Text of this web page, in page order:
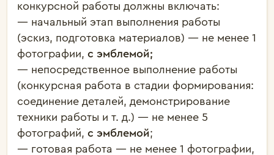
конкурсной работы должны включать:
— начальный этап выполнения работы
(эскиз, подготовка материалов) — не менее 1
фотографии, с эмблемой;
— непосредственное выполнение работы
(конкурсная работа в стадии формирования:
соединение деталей, демонстрирование
техники работы и т. д.) — не менее 5
фотографий, с эмблемой;
— готовая работа — не менее 1 фотографии,